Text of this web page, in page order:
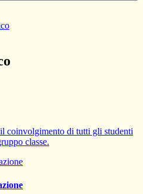
coinvolgimento di tutti gli studenti
classe.